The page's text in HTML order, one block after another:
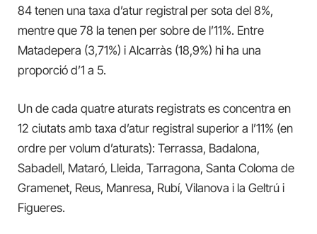
84 tenen una taxa d’atur registral per sota del 8%,
mentre que 78 la tenen per sobre de l’11%. Entre
Matadepera (3,71%) i Alcarràs (18,9%) hi ha una
proporció d’1 a 5.
Un de cada quatre aturats registrats es concentra en
12 ciutats amb taxa d’atur registral superior a l’11% (en
ordre per volum d’aturats): Terrassa, Badalona,
Sabadell, Mataró, Lleida, Tarragona, Santa Coloma de
Gramenet, Reus, Manresa, Rubí, Vilanova i la Geltrú i
Figueres.